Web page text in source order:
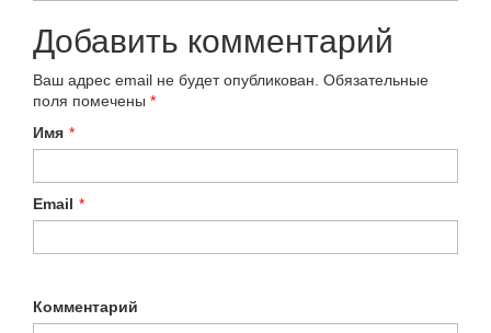
Добавить комментарий
Ваш адрес email не будет опубликован. Обязательные
поля помечены *
Имя *
Email *
Комментарий